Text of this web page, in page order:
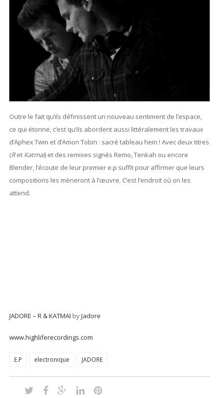
Outre le fait qu’ils définissent un nouveau sentiment de l’espace,
ce qui étonne, c’est qu’ils abordent aussi littéralement les travaux
d’Aphex Twin et d’Amon Tobin : sacré tableau hein ! Avec deux titres
(Ret Katmai) et des remixes signés Remo, Tenkah ou encore
Blender, l’écoute de leur premier e.p suffit pour affirmer que leurs
compositions les mèneront à l’œuvre. C’est l’endroit où on les
attend.
JADORE – R & KATMAI byJadore
www.highliferecordings.com
E.P electronique JADORE